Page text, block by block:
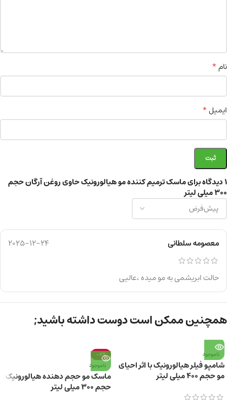
1 دیدگاه برای ماسک ترمیم کننده مو هیالورونیک حاوی روغن آرگان حجم
۳۰۰ میلی لیتر
معصومه سلطانی 2025-12-24
حالت ابریشمی به مو میده ،عالیی
نام*
ایمیل*
همچنین ممکن است دوست داشته باشید;
ناموجود
شامپو فیلر هیالورونیک با اثر احیای
مو حجم ۴۰۰ میلی لیتر
-11%
ناموجود
ماسک مو حجم دهنده هیالورونیک
حجم ۳۰۰ میلی لیتر